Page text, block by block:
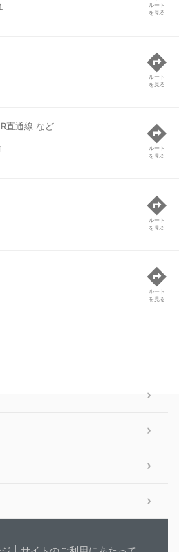
ルート
を見る
ルート
を見る
直通線 など
ルート
を見る
ルート
を見る
ルート
を見る